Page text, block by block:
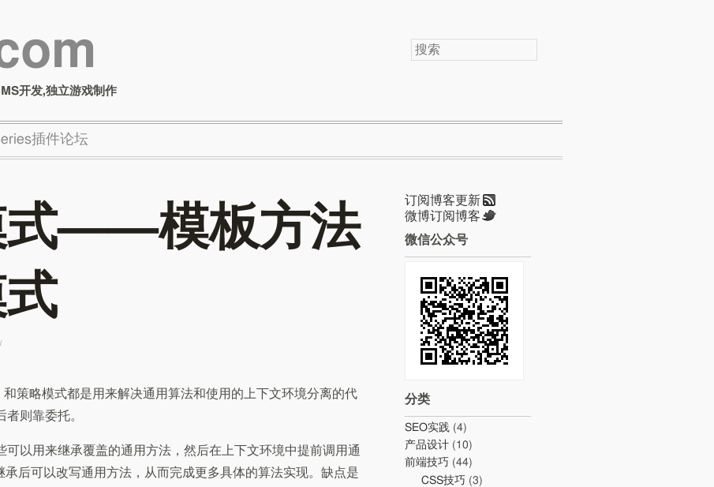
开发,独立游戏制作
插件论坛
式——模板方法
/
策略模式都是用来解决通用算法和使用的上下文环境分离的代
则靠委托。
以用来继承覆盖的通用方法，然后在上下文环境中提前调用通
后可以改写通用方法，从而完成更多具体的算法实现。缺点是
订阅博客更新
微博订阅博客
微信公众号
分类
SEO实践 (4)
产品设计 (10)
前端技巧 (44)
CSS技巧 (3)